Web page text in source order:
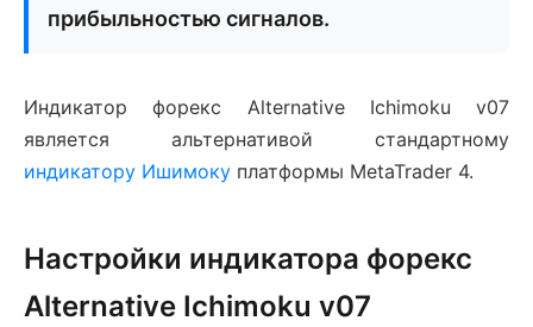
прибыльностью сигналов.
Индикатор форекс Alternative Ichimoku v07
является альтернативой стандартному
индикатору Ишимоку платформы MetaTrader 4.
Настройки индикатора форекс
Alternative Ichimoku v07